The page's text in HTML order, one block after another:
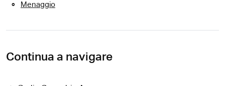
Menaggio
Continua a navigare